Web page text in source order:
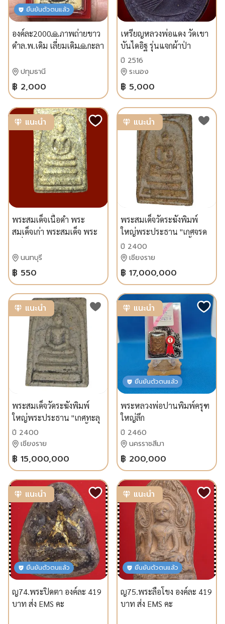
ยืนยันตัวตนแล้ว
องค์ละ2000🙏ภาพถ่ายขาว
ดำล.พ.เดิม เลี่ยมเดิม🙏กะลา
ธรรมศาลา หลังพอกผงฝั่ง
ตะกรุดทองคำ
ปทุมธานี
฿ 2,000
เหรียญหลวงพ่อแดง วัดเขา
บันไดอิฐ รุ่นแจกผ้าป่า
ปี2516 บล็อกหางกระรอก
นิยมที่สุด รับประกันพระแท้
ผิวเดิมครับ
ปี 2516
ระนอง
฿ 5,000
แนะนำ
พระสมเด็จเนื้อดำ พระ
สมเด็จเก่า พระสมเด็จ พระ
นนทบุรี
฿ 550
แนะนำ
พระสมเด็จวัดระฆังพิมพ์
ใหญ่พระประธาน "เกศจรด
ซุ้ม" ปี 2400-2408 เนื้อปูน
เปลือกหอยเก่าแห้งจัดผล
ตรวจ $CaCO_3$ บริสุทธิ์ถึง
99.99%!
ปี 2400
เชียงราย
฿ 17,000,000
แนะนำ
พระสมเด็จวัดระฆังพิมพ์
ใหญ่พระประธาน "เกศทะลุ
ซุ้ม" (ปี 2400-2408) เนื้อปูน
เปลือกหอยเก่าถึงยุคพร้อม
ใบรับรองผลตรวจทาง
วิทยาศาสตร์
ปี 2400
เชียงราย
฿ 15,000,000
ยืนยันตัวตนแล้ว
แนะนำ
พระหลวงพ่อ​ปาน​พิมพ์​ครุฑ​
ใหญ่​ลึก​
ปี 2460
นครราชสีมา
฿ 200,000
ยืนยันตัวตนแล้ว
แนะนำ
ญ74.พระปิดตา องค์ละ 419
บาท ส่ง EMS คะ
ยืนยันตัวตนแล้ว
แนะนำ
ญ75.พระลือโขง องค์ละ 419
บาท ส่ง EMS คะ